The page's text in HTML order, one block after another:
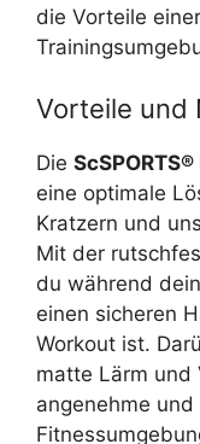
die Vorteile
Vorteile und
Die
eine optimale
Kratzern und
Mit der
du während
einen sicheren
Workout ist.
matte Lärm und
angenehme